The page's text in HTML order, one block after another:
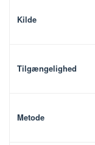
Kilde
Tilgængelighed
Metode